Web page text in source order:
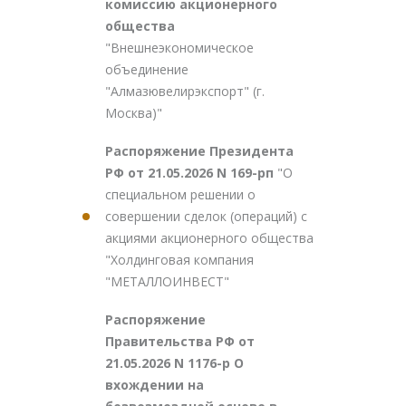
комиссию акционерного
общества
"Внешнеэкономическое
объединение
"Алмазювелирэкспорт" (г.
Москва)"
Распоряжение Президента
РФ от 21.05.2026 N 169-рп "О
специальном решении о
совершении сделок (операций) с
акциями акционерного общества
"Холдинговая компания
"МЕТАЛЛОИНВЕСТ"
Распоряжение
Правительства РФ от
21.05.2026 N 1176-р О
вхождении на